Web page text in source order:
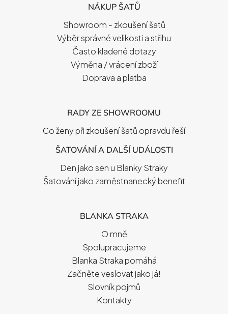
NÁKUP ŠATŮ
Showroom - zkoušení šatů
Výběr správné velikosti a střihu
Často kladené dotazy
Výměna / vrácení zboží
Doprava a platba
RADY ZE SHOWROOMU
Co ženy při zkoušení šatů opravdu řeší
ŠATOVÁNÍ A DALŠÍ UDÁLOSTI
Den jako sen u Blanky Straky
Šatování jako zaměstnanecký benefit
BLANKA STRAKA
O mně
Spolupracujeme
Blanka Straka pomáhá
Začněte veslovat jako já!
Slovník pojmů
Kontakty